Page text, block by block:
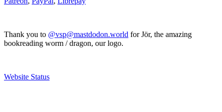
Thank you to @vsp@mastdodon.world for Jör, the amazing
bookreading worm / dragon, our logo.
Website Status